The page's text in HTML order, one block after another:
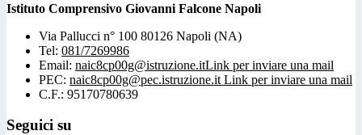
Istituto Comprensivo Giovanni Falcone Napoli
Via Pallucci n° 100 80126 Napoli (NA)
Tel: 081/7269986
Email: naic8cp00g@istruzione.itLink per inviare una mail
PEC: naic8cp00g@pec.istruzione.it Link per inviare una mail
C.F.: 95170780639
Seguici su